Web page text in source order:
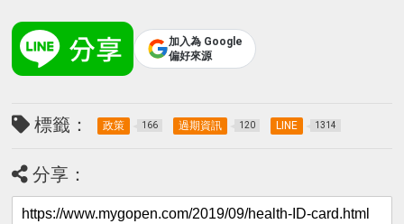
加入為 Google
偏好來源
標籤： 政策 166 過期資訊 120 LINE 1314
分享：